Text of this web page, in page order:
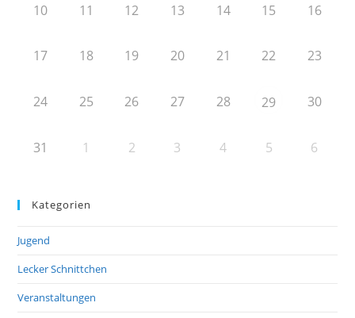
10 11 12 13 14 15 16
17 18 19 20 21 22 23
24 25 26 27 28 29 30
31 1 2 3 4 5 6
Kategorien
Jugend
Lecker Schnittchen
Veranstaltungen